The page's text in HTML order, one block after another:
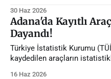
30 Haz 2026
Adana'da Kayıtlı
Dayandı!
Türkiye İstatistik Kurumu
kaydedilen araçların
16 Haz 2026